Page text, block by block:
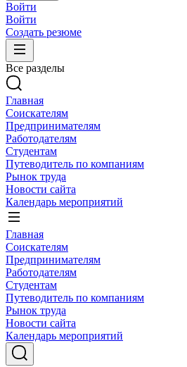
Войти
Войти
Создать резюме
Все разделы
Главная
Соискателям
Предпринимателям
Работодателям
Студентам
Путеводитель по компаниям
Рынок труда
Новости сайта
Календарь мероприятий
Главная
Соискателям
Предпринимателям
Работодателям
Студентам
Путеводитель по компаниям
Рынок труда
Новости сайта
Календарь мероприятий